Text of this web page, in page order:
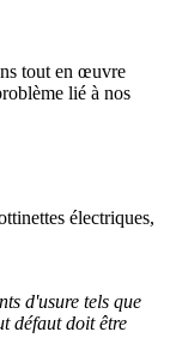
tout en œuvre
lié à nos
électriques,
d'usure tels que
défaut doit être